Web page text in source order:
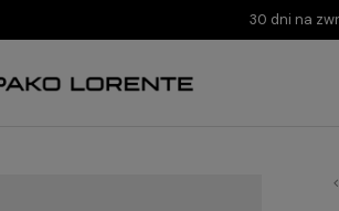
30 dni na